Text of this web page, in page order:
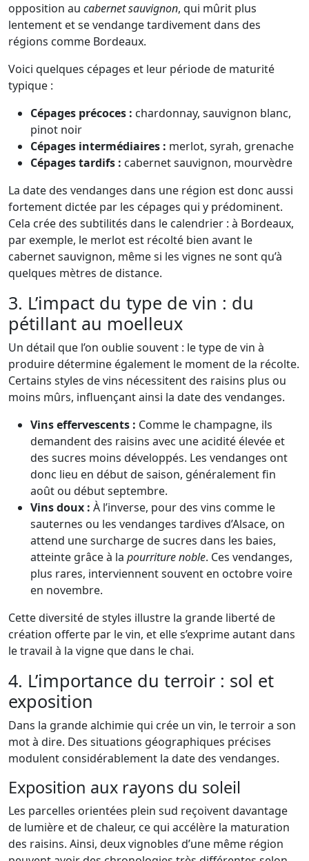
opposition au cabernet sauvignon, qui mûrit plus
lentement et se vendange tardivement dans des
régions comme Bordeaux.
Voici quelques cépages et leur période de maturité
typique :
Cépages précoces : chardonnay, sauvignon blanc,
pinot noir
Cépages intermédiaires : merlot, syrah, grenache
Cépages tardifs : cabernet sauvignon, mourvèdre
La date des vendanges dans une région est donc aussi
fortement dictée par les cépages qui y prédominent.
Cela crée des subtilités dans le calendrier : à Bordeaux,
par exemple, le merlot est récolté bien avant le
cabernet sauvignon, même si les vignes ne sont qu’à
quelques mètres de distance.
3. L’impact du type de vin : du
pétillant au moelleux
Un détail que l’on oublie souvent : le type de vin à
produire détermine également le moment de la récolte.
Certains styles de vins nécessitent des raisins plus ou
moins mûrs, influençant ainsi la date des vendanges.
Vins effervescents : Comme le champagne, ils
demandent des raisins avec une acidité élevée et
des sucres moins développés. Les vendanges ont
donc lieu en début de saison, généralement fin
août ou début septembre.
Vins doux : À l’inverse, pour des vins comme le
sauternes ou les vendanges tardives d’Alsace, on
attend une surcharge de sucres dans les baies,
atteinte grâce à la pourriture noble. Ces vendanges,
plus rares, interviennent souvent en octobre voire
en novembre.
Cette diversité de styles illustre la grande liberté de
création offerte par le vin, et elle s’exprime autant dans
le travail à la vigne que dans le chai.
4. L’importance du terroir : sol et
exposition
Dans la grande alchimie qui crée un vin, le terroir a son
mot à dire. Des situations géographiques précises
modulent considérablement la date des vendanges.
Exposition aux rayons du soleil
Les parcelles orientées plein sud reçoivent davantage
de lumière et de chaleur, ce qui accélère la maturation
des raisins. Ainsi, deux vignobles d’une même région